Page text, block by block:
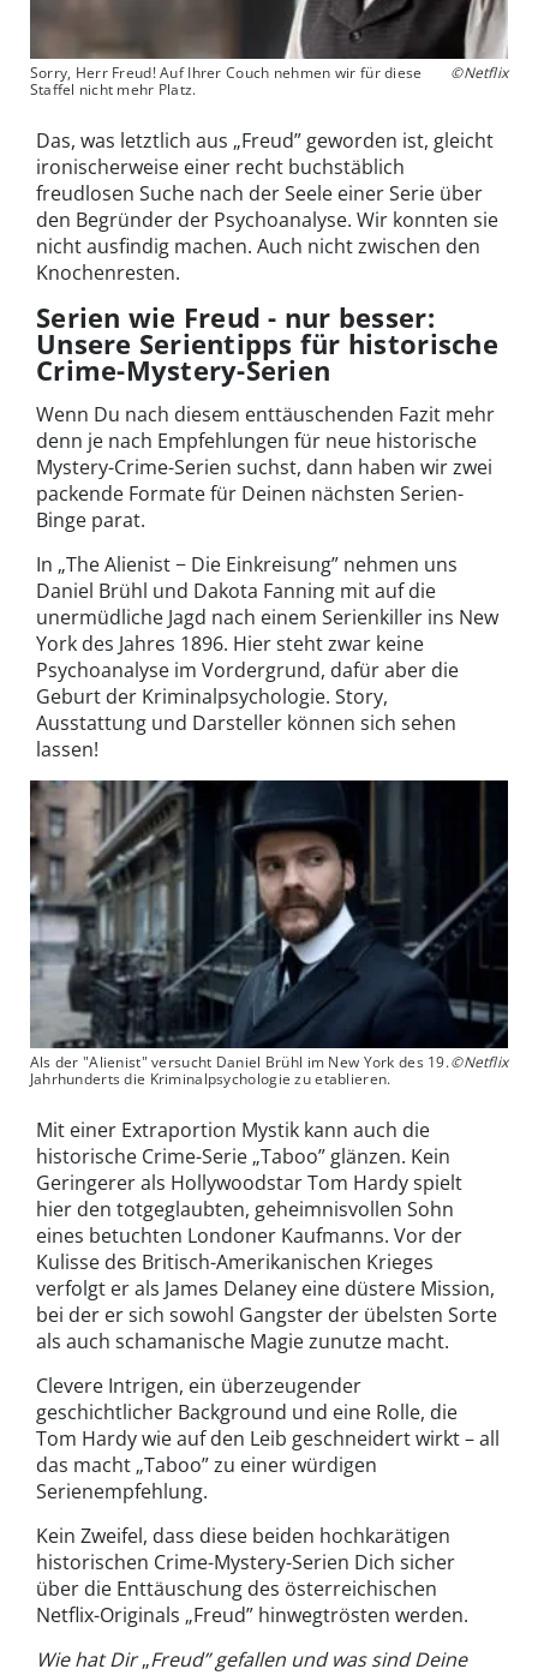
Sorry, Herr Freud! Auf Ihrer Couch nehmen wir für diese
Staffel nicht mehr Platz.
©Netflix
Das, was letztlich aus „Freud” geworden ist, gleicht
ironischerweise einer recht buchstäblich
freudlosen Suche nach der Seele einer Serie über
den Begründer der Psychoanalyse. Wir konnten sie
nicht ausfindig machen. Auch nicht zwischen den
Knochenresten.
Serien wie Freud - nur besser:
Unsere Serientipps für historische
Crime-Mystery-Serien
Wenn Du nach diesem enttäuschenden Fazit mehr
denn je nach Empfehlungen für neue historische
Mystery-Crime-Serien suchst, dann haben wir zwei
packende Formate für Deinen nächsten Serien-
Binge parat.
In „The Alienist − Die Einkreisung” nehmen uns
Daniel Brühl und Dakota Fanning mit auf die
unermüdliche Jagd nach einem Serienkiller ins New
York des Jahres 1896. Hier steht zwar keine
Psychoanalyse im Vordergrund, dafür aber die
Geburt der Kriminalpsychologie. Story,
Ausstattung und Darsteller können sich sehen
lassen!
Als der "Alienist" versucht Daniel Brühl im New York des 19.
Jahrhunderts die Kriminalpsychologie zu etablieren.
©Netflix
Mit einer Extraportion Mystik kann auch die
historische Crime-Serie „Taboo” glänzen. Kein
Geringerer als Hollywoodstar Tom Hardy spielt
hier den totgeglaubten, geheimnisvollen Sohn
eines betuchten Londoner Kaufmanns. Vor der
Kulisse des Britisch-Amerikanischen Krieges
verfolgt er als James Delaney eine düstere Mission,
bei der er sich sowohl Gangster der übelsten Sorte
als auch schamanische Magie zunutze macht.
Clevere Intrigen, ein überzeugender
geschichtlicher Background und eine Rolle, die
Tom Hardy wie auf den Leib geschneidert wirkt – all
das macht „Taboo” zu einer würdigen
Serienempfehlung.
Kein Zweifel, dass diese beiden hochkarätigen
historischen Crime-Mystery-Serien Dich sicher
über die Enttäuschung des österreichischen
Netflix-Originals „Freud” hinwegtrösten werden.
Wie hat Dir„Freud” gefallen und was sind Deine